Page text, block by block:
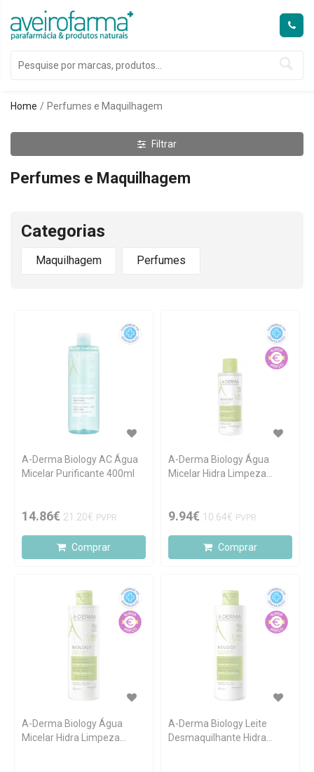
Home Perfumes e Maquilhagem
Filtrar
Perfumes e Maquilhagem
Categorias
Maquilhagem Perfumes
A-Derma Biology AC Água
Micelar Purificante 400ml
14.86€ 21.20€ PVPR
Comprar
A-Derma Biology Água
Micelar Hidra Limpeza
9.94€ 10.64€ PVPR
Comprar
A-Derma Biology Água
Micelar Hidra Limpeza
A-Derma Biology Leite
Desmaquilhante Hidra